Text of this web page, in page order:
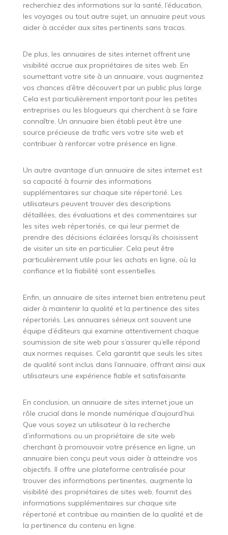
recherchiez des informations sur la santé, l’éducation,
les voyages ou tout autre sujet, un annuaire peut vous
aider à accéder aux sites pertinents sans tracas.
De plus, les annuaires de sites internet offrent une
visibilité accrue aux propriétaires de sites web. En
soumettant votre site à un annuaire, vous augmentez
vos chances d’être découvert par un public plus large.
Cela est particulièrement important pour les petites
entreprises ou les blogueurs qui cherchent à se faire
connaître. Un annuaire bien établi peut être une
source précieuse de trafic vers votre site web et
contribuer à renforcer votre présence en ligne.
Un autre avantage d’un annuaire de sites internet est
sa capacité à fournir des informations
supplémentaires sur chaque site répertorié. Les
utilisateurs peuvent trouver des descriptions
détaillées, des évaluations et des commentaires sur
les sites web répertoriés, ce qui leur permet de
prendre des décisions éclairées lorsqu’ils choisissent
de visiter un site en particulier. Cela peut être
particulièrement utile pour les achats en ligne, où la
confiance et la fiabilité sont essentielles.
Enfin, un annuaire de sites internet bien entretenu peut
aider à maintenir la qualité et la pertinence des sites
répertoriés. Les annuaires sérieux ont souvent une
équipe d’éditeurs qui examine attentivement chaque
soumission de site web pour s’assurer qu’elle répond
aux normes requises. Cela garantit que seuls les sites
de qualité sont inclus dans l’annuaire, offrant ainsi aux
utilisateurs une expérience fiable et satisfaisante.
En conclusion, un annuaire de sites internet joue un
rôle crucial dans le monde numérique d’aujourd’hui.
Que vous soyez un utilisateur à la recherche
d’informations ou un propriétaire de site web
cherchant à promouvoir votre présence en ligne, un
annuaire bien conçu peut vous aider à atteindre vos
objectifs. Il offre une plateforme centralisée pour
trouver des informations pertinentes, augmente la
visibilité des propriétaires de sites web, fournit des
informations supplémentaires sur chaque site
répertorié et contribue au maintien de la qualité et de
la pertinence du contenu en ligne.